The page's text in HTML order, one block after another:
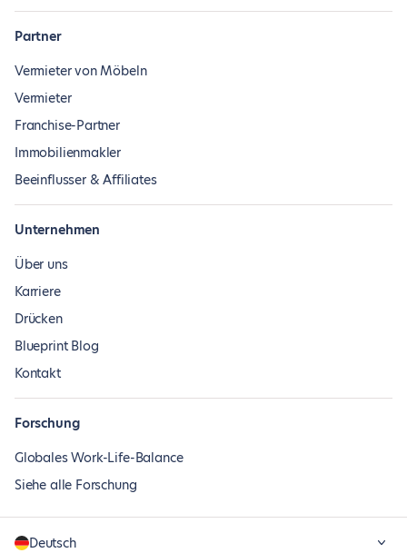
Partner
Vermieter von Möbeln
Vermieter
Franchise-Partner
Immobilienmakler
Beeinflusser & Affiliates
Unternehmen
Über uns
Karriere
Drücken
Blueprint Blog
Kontakt
Forschung
Globales Work-Life-Balance
Siehe alle Forschung
Deutsch